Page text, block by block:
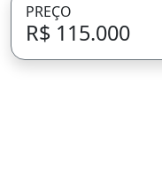
PREÇO
R$ 115.000